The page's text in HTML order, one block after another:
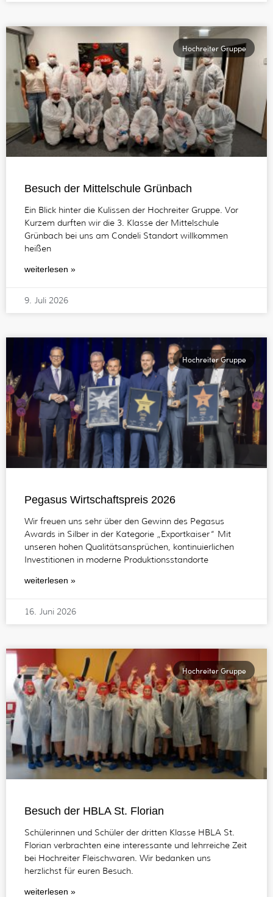
Hochreiter Gruppe
Besuch der Mittelschule Grünbach
Ein Blick hinter die Kulissen der Hochreiter Gruppe. Vor
Kurzem durften wir die 3. Klasse der Mittelschule
Grünbach bei uns am Condeli Standort willkommen
heißen
weiterlesen »
9. Juli 2026
Hochreiter Gruppe
Pegasus Wirtschaftspreis 2026
Wir freuen uns sehr über den Gewinn des Pegasus
Awards in Silber in der Kategorie „Exportkaiser“ Mit
unseren hohen Qualitätsansprüchen, kontinuierlichen
Investitionen in moderne Produktionsstandorte
weiterlesen »
16. Juni 2026
Hochreiter Gruppe
Besuch der HBLA St. Florian
Schülerinnen und Schüler der dritten Klasse HBLA St.
Florian verbrachten eine interessante und lehrreiche Zeit
bei Hochreiter Fleischwaren. Wir bedanken uns
herzlichst für euren Besuch.
weiterlesen »